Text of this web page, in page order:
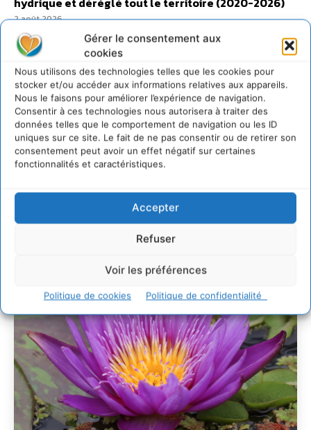
Gérer le consentement aux
cookies
Nous utilisons des technologies telles que les cookies pour
stocker et/ou accéder aux informations relatives aux appareils.
Nous le faisons pour améliorer l’expérience de navigation.
Consentir à ces technologies nous autorisera à traiter des
données telles que le comportement de navigation ou les ID
uniques sur ce site. Le fait de ne pas consentir ou de retirer son
consentement peut avoir un effet négatif sur certaines
fonctionnalités et caractéristiques.
Accepter
Refuser
Voir les préférences
Politique de cookies Politique de confidentialité
2 août 2026
Développer notre attention aux espèces vivantes
non humaines avec les communs de Zoepolis
30 juillet 2026
Un kit citoyen pour lever les freins au
développement des forêts comestibles dans nos
villes
29 juillet 2026
L’éco-anxiété informe et l’éco-lucidité transforme
28 juillet 2026
adaptées au changement climatique